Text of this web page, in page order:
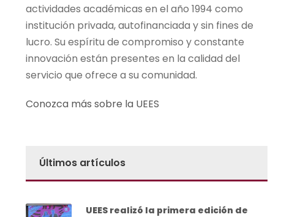
actividades académicas en el año 1994 como
institución privada, autofinanciada y sin fines de
lucro. Su espíritu de compromiso y constante
innovación están presentes en la calidad del
servicio que ofrece a su comunidad.
Conozca más sobre la UEES
Últimos artículos
UEES realizó la primera edición de